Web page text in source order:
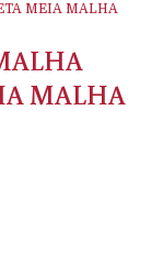
MEIA MALHA
MALHA